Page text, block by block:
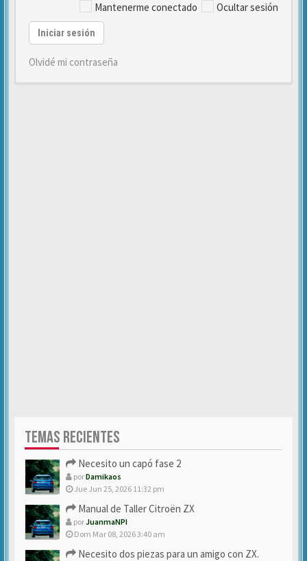
Mantenerme conectado Ocultar sesión
Iniciar sesión
Olvidé mi contraseña
TEMAS RECIENTES
Necesito un capó fase 2
porDamikaos
Jue Jun 25, 2026 11:32 pm
Manual de Taller Citroën ZX
porJuanmaNPI
Dom Mar 08, 2026 3:40 am
Necesito dos piezas para un amigo con ZX.